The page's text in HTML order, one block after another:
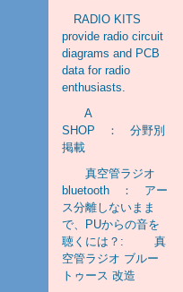
RADIO KITS
provide radio circuit
diagrams and PCB
data for radio
enthusiasts.
A
SHOP ： 分野別
掲載
真空管ラジオ
bluetooth ： アー
ス分離しないまま
で、PUからの音を
聴くには？: 真
空管ラジオ ブルー
トゥース 改造